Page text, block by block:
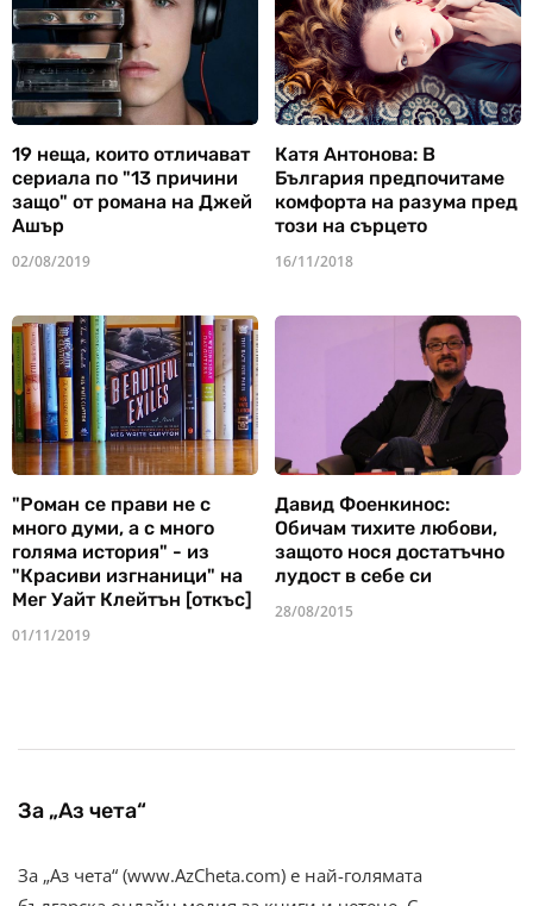
19 неща, които отличават
сериала по "13 причини
защо" от романа на Джей
Ашър
02/08/2019
Катя Антонова: В
България предпочитаме
комфорта на разума пред
този на сърцето
16/11/2018
"Роман се прави не с
много думи, а с много
голяма история" - из
"Красиви изгнаници" на
Мег Уайт Клейтън [откъс]
01/11/2019
Давид Фоенкинос:
Обичам тихите любови,
защото нося достатъчно
лудост в себе си
28/08/2015
За „Аз чета“
За „Аз чета“ (www.AzCheta.com) е най-голямата